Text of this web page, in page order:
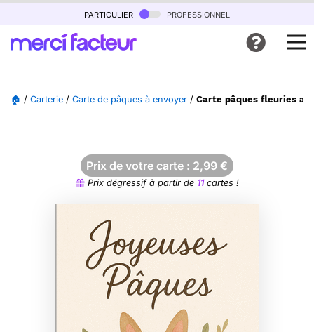
particulier professionnel
🏠 / Carterie / Carte de pâques à envoyer / Carte pâques fleuries
Prix de votre carte : 2,99 €
Prix dégressif à partir de 11cartes !